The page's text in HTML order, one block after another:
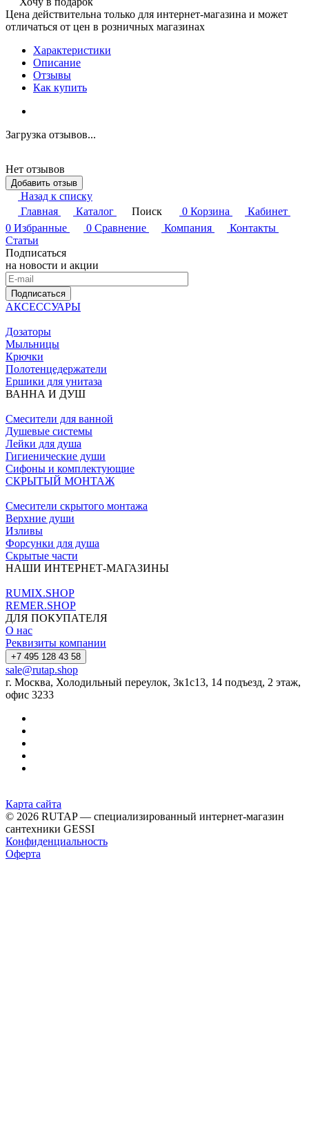
Цена действительна только для интернет-магазина и может
отличаться от цен в розничных магазинах
Характеристики
Описание
Отзывы
Как купить
Загрузка отзывов...
Нет отзывов
Добавить отзыв
Назад к списку
Главная
Каталог Поиск 0 Корзина
Кабинет
0 Избранные 0 Сравнение Компания
Контакты
Статьи
Подписаться
на новости и акции
Подписаться
АКСЕССУАРЫ
Дозаторы
Мыльницы
Крючки
Полотенцедержатели
Ершики для унитаза
ВАННА И ДУШ
Смесители для ванной
Душевые системы
Лейки для душа
Гигиенические души
Сифоны и комплектующие
СКРЫТЫЙ МОНТАЖ
Смесители скрытого монтажа
Верхние души
Изливы
Форсунки для душа
Скрытые части
НАШИ ИНТЕРНЕТ-МАГАЗИНЫ
RUMIX.SHOP
REMER.SHOP
ДЛЯ ПОКУПАТЕЛЯ
О нас
Реквизиты компании
+7 495 128 43 58
sale@rutap.shop
г. Москва, Холодильный переулок, 3к1с13, 14 подъезд, 2 этаж,
офис 3233
Карта сайта
© 2026 RUTAP — специализированный интернет-магазин
сантехники GESSI
Конфиденциальность
Оферта